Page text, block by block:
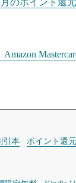
のポイント還
引本 ポイント還元